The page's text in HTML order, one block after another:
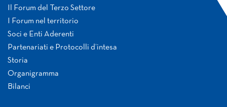
Il Forum del Terzo Settore
I Forum nel territorio
Soci e Enti Aderenti
Partenariati e Protocolli d’intesa
Storia
Organigramma
Bilanci